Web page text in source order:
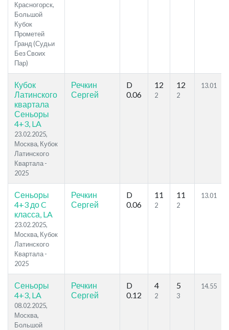
Красногорск,
Большой
Кубок
Прометей
Гранд (Судьи
Без Своих
Пар)
Кубок
Латинского
квартала
Сеньоры
4+3, LA
23.02.2025,
Москва, Кубок
Латинского
Квартала -
2025
Речкин
Сергей
D
0.06
12
2
12
2
13.01
Сеньоры
4+3 до C
класса, LA
23.02.2025,
Москва, Кубок
Латинского
Квартала -
2025
Речкин
Сергей
D
0.06
11
2
11
2
13.01
Сеньоры
4+3, LA
08.02.2025,
Москва,
Большой
Речкин
Сергей
D
0.12
4
2
5
3
14.55